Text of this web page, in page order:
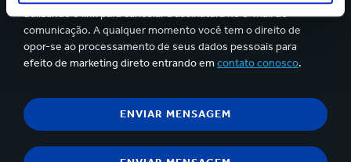
utilizando o link para cancelar a assinatura no e-mail de
comunicação. A qualquer momento você tem o direito de
opor-se ao processamento de seus dados pessoais para
efeito de marketing direto entrando em contato conosco.